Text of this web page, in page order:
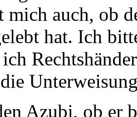
mich auch, ob
hat. Ich
Azubi, ob er